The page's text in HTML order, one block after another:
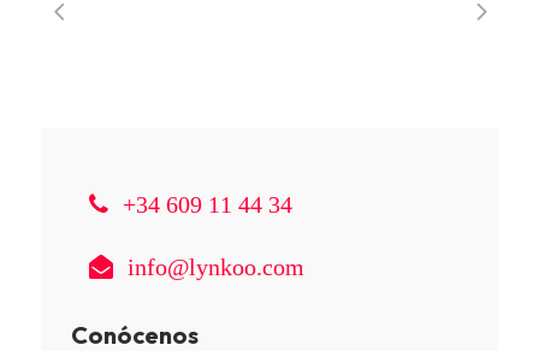
+34 609 11 44 34
info@lynkoo.com
Conócenos